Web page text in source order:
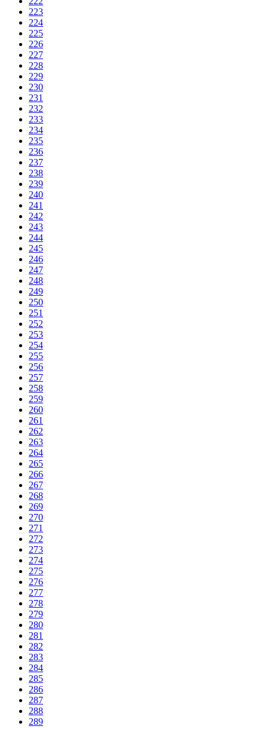
223
224
225
226
227
228
229
230
231
232
233
234
235
236
237
238
239
240
241
242
243
244
245
246
247
248
249
250
251
252
253
254
255
256
257
258
259
260
261
262
263
264
265
266
267
268
269
270
271
272
273
274
275
276
277
278
279
280
281
282
283
284
285
286
287
288
289